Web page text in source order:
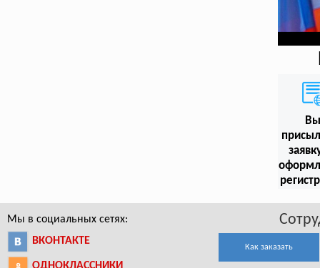
Вы
Мы в социальных сетях:
ВКОНТАКТЕ
Как заказать